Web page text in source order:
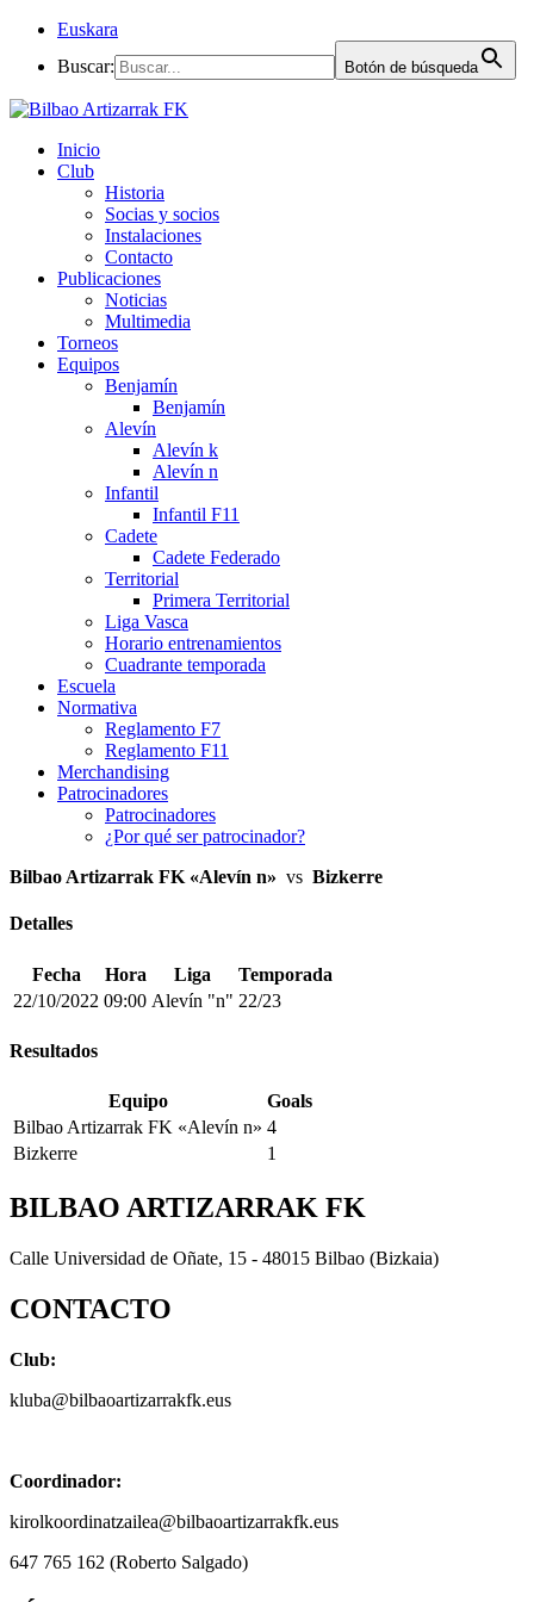
Euskara
Buscar:
Botón de búsqueda
Inicio
Club
Historia
Socias y socios
Instalaciones
Contacto
Publicaciones
Noticias
Multimedia
Torneos
Equipos
Benjamín
Benjamín
Alevín
Alevín k
Alevín n
Infantil
Infantil F11
Cadete
Cadete Federado
Territorial
Primera Territorial
Liga Vasca
Horario entrenamientos
Cuadrante temporada
Escuela
Normativa
Reglamento F7
Reglamento F11
Merchandising
Patrocinadores
Patrocinadores
¿Por qué ser patrocinador?
Bilbao Artizarrak FK «Alevín n» vs Bizkerre
Detalles
Fecha Hora Liga
Temporada
22/10/2022 09:00 Alevín "n" 22/23
Resultados
Equipo
Goals
Bilbao Artizarrak FK «Alevín n» 4
Bizkerre
1
BILBAO ARTIZARRAK FK
Calle Universidad de Oñate, 15 - 48015 Bilbao (Bizkaia)
CONTACTO
Club:
kluba@bilbaoartizarrakfk.eus
Coordinador:
kirolkoordinatzailea@bilbaoartizarrakfk.eus
647 765 162 (Roberto Salgado)